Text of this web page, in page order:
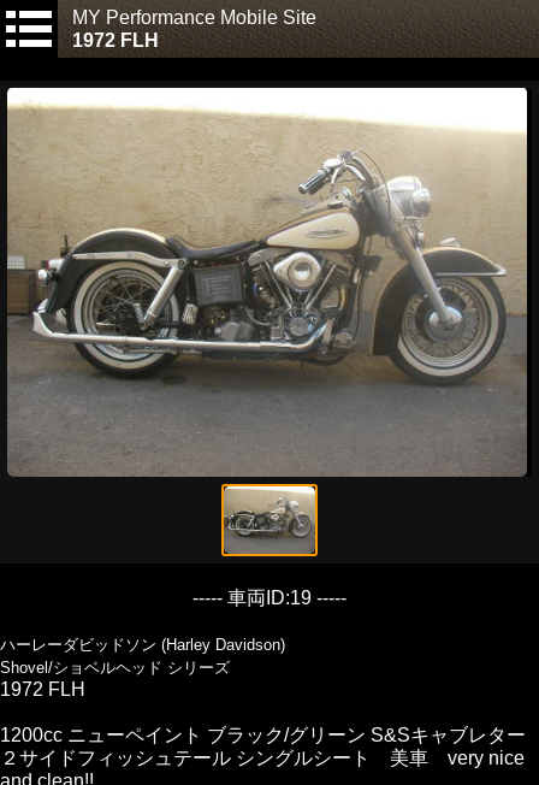
MY Performance Mobile Site
1972 FLH
----- 車両ID:19 -----
ハーレーダビッドソン (Harley Davidson)
Shovel/ショベルヘッド シリーズ
1972 FLH
1200cc ニューペイント ブラック/グリーン S&Sキャブレター
２サイドフィッシュテール シングルシート 美車 very nice
and clean!!